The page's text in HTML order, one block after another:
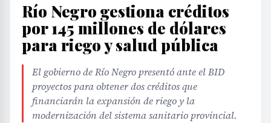
Río Negro gestiona créditos
por 145 millones de dólares
para riego y salud pública
El gobierno de Río Negro presentó ante el BID
proyectos para obtener dos créditos que
financiarán la expansión de riego y la
modernización del sistema sanitario provincial.